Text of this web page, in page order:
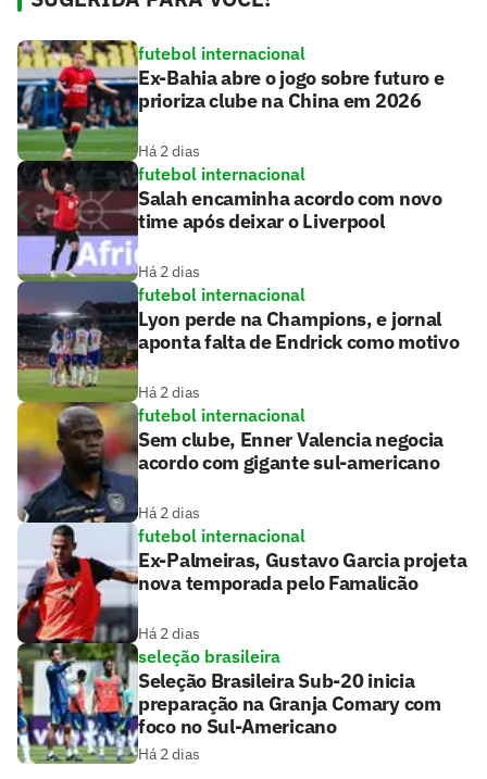
futebol internacional
Ex-Bahia abre o jogo sobre futuro e
prioriza clube na China em 2026
Há 2 dias
futebol internacional
Salah encaminha acordo com novo
time após deixar o Liverpool
Há 2 dias
futebol internacional
Lyon perde na Champions, e jornal
aponta falta de Endrick como motivo
Há 2 dias
futebol internacional
Sem clube, Enner Valencia negocia
acordo com gigante sul-americano
Há 2 dias
futebol internacional
Ex-Palmeiras, Gustavo Garcia projeta
nova temporada pelo Famalicão
Há 2 dias
seleção brasileira
Seleção Brasileira Sub-20 inicia
preparação na Granja Comary com
foco no Sul-Americano
Há 2 dias